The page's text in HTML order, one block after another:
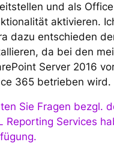
und als
aktivieren.
dazu entschieden
da bei den
Server 2016
365 betrieben wird.
Sie Fragen bezgl.
Reporting Services